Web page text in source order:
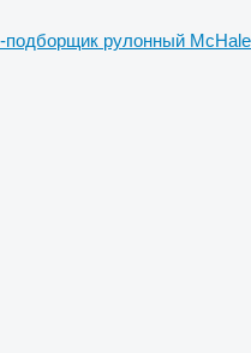
подборщик рулонный McHale